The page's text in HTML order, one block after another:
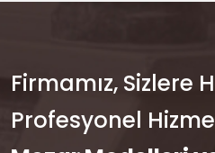
Firmamız, Sizlere
Profesyonel